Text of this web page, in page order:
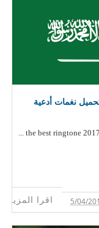
نغمات أدعية
the best ringtone 2017 ...
اقرا المزيد 5/04/